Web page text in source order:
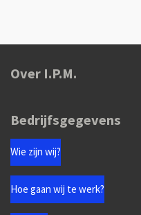
Over I.P.M.
Bedrijfsgegevens
Wie zijn wij?
Hoe gaan wij te werk?